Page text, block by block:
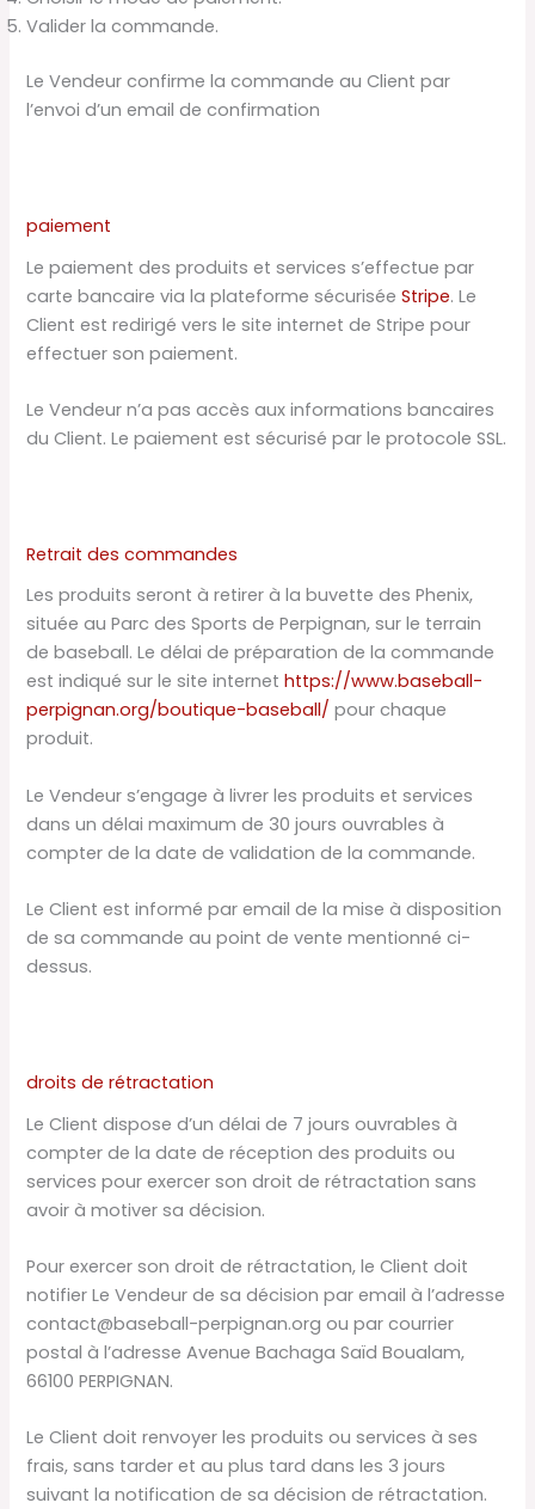
Valider la commande.
Le Vendeur confirme la commande au Client par
l’envoi d’un email de confirmation
paiement
Le paiement des produits et services s’effectue par
carte bancaire via la plateforme sécuriséeStripe. Le
Client est redirigé vers le site internet de Stripe pour
effectuer son paiement.
Le Vendeur n’a pas accès aux informations bancaires
du Client. Le paiement est sécurisé par le protocole SSL.
Retrait des commandes
Les produits seront à retirer à la buvette des Phenix,
située au Parc des Sports de Perpignan, sur le terrain
de baseball. Le délai de préparation de la commande
est indiqué sur le site internethttps://www.baseball-
perpignan.org/boutique-baseball/ pour chaque
produit.
Le Vendeur s’engage à livrer les produits et services
dans un délai maximum de 30 jours ouvrables à
compter de la date de validation de la commande.
Le Client est informé par email de la mise à disposition
de sa commande au point de vente mentionné ci-
dessus.
droits de rétractation
Le Client dispose d’un délai de 7 jours ouvrables à
compter de la date de réception des produits ou
services pour exercer son droit de rétractation sans
avoir à motiver sa décision.
Pour exercer son droit de rétractation, le Client doit
notifier Le Vendeur de sa décision par email à l’adresse
contact@baseball-perpignan.org ou par courrier
postal à l’adresse Avenue Bachaga Saïd Boualam,
66100 PERPIGNAN.
Le Client doit renvoyer les produits ou services à ses
frais, sans tarder et au plus tard dans les 3 jours
suivant la notification de sa décision de rétractation.